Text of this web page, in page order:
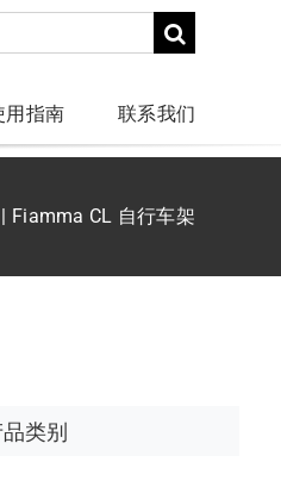
用指南 联系我们
Fiamma CL 自行车架
类别